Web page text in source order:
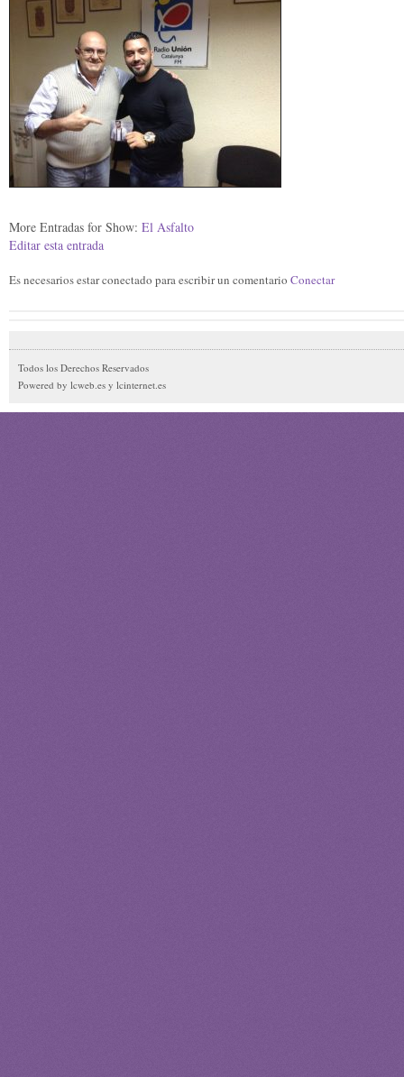
More Entradas for Show: El Asfalto
Editar esta entrada
Es necesarios estar conectado para escribir un comentario Conectar
Todos los Derechos Reservados
Powered by lcweb.es y lcinternet.es